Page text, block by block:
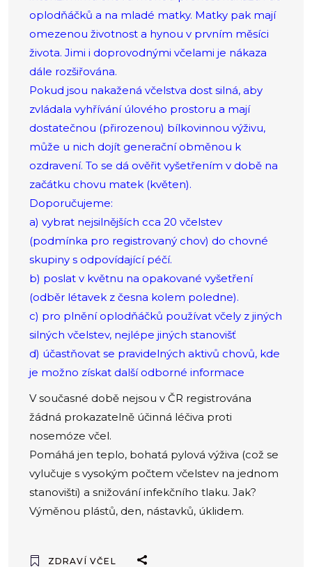
oplodňáčků a na mladé matky. Matky pak mají
omezenou životnost a hynou v prvním měsíci
života. Jimi i doprovodnými včelami je nákaza
dále rozšiřována.
Pokud jsou nakažená včelstva dost silná, aby
zvládala vyhřívání úlového prostoru a mají
dostatečnou (přirozenou) bílkovinnou výživu,
může u nich dojít generační obměnou k
ozdravení. To se dá ověřit vyšetřením v době na
začátku chovu matek (květen).
Doporučujeme:
a) vybrat nejsilnějších cca 20 včelstev
(podmínka pro registrovaný chov) do chovné
skupiny s odpovídající péčí.
b) poslat v květnu na opakované vyšetření
(odběr létavek z česna kolem poledne).
c) pro plnění oplodňáčků používat včely z jiných
silných včelstev, nejlépe jiných stanovišť
d) účastňovat se pravidelných aktivů chovů, kde
je možno získat další odborné informace
V současné době nejsou v ČR registrována
žádná prokazatelně účinná léčiva proti
nosemóze včel.
Pomáhá jen teplo, bohatá pylová výživa (což se
vylučuje s vysokým počtem včelstev na jednom
stanovišti) a snižování infekčního tlaku. Jak?
Výměnou plástů, den, nástavků, úklidem.
ZDRAVÍ VČEL